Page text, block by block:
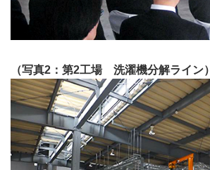
（写真2：第2工場 洗濯機分解ライン）